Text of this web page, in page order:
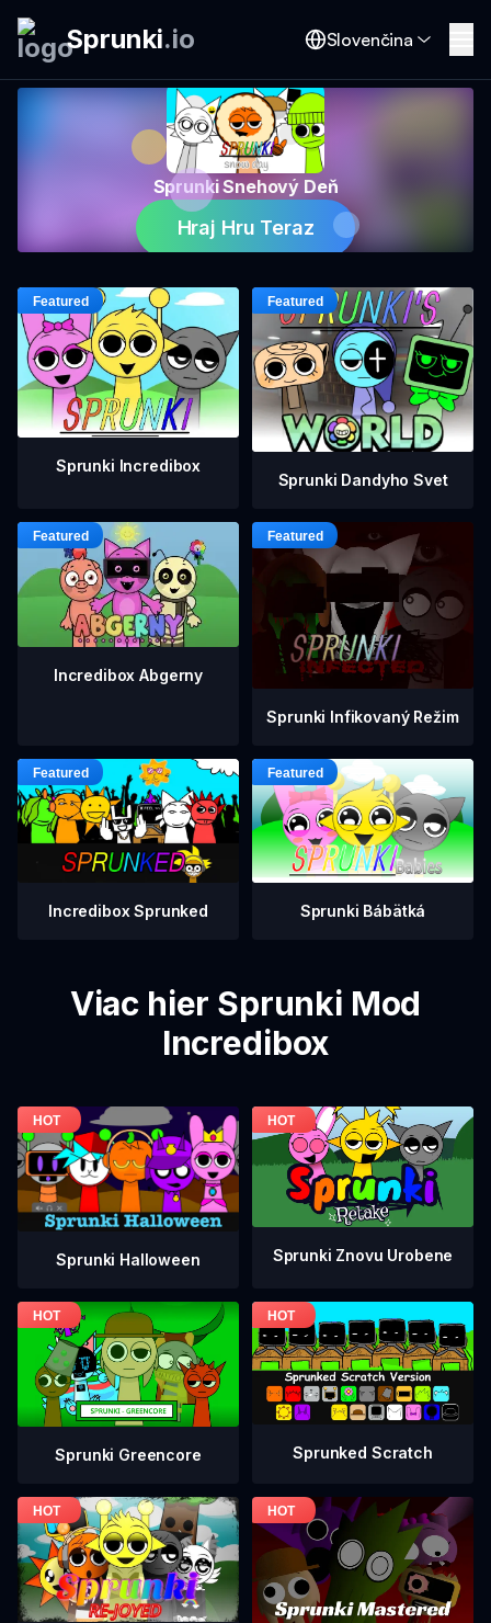
Sprunki.io Slovenčina
Sprunki Snehový Deň
Hraj Hru Teraz
Sprunki Incredibox
Sprunki Dandyho Svet
Incredibox Abgerny
Sprunki Infikovaný Režim
Incredibox Sprunked Sprunki Bábätká
Viac hier Sprunki Mod
Incredibox
Sprunki Halloween Sprunki Znovu Urobene
Sprunki Greencore Sprunked Scratch